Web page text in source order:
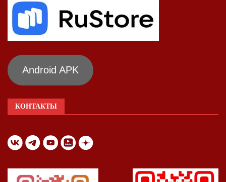
Android APK
КОНТАКТЫ